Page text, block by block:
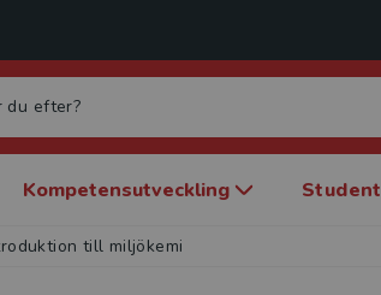
Kompetensutveckling Student
till miljökemi